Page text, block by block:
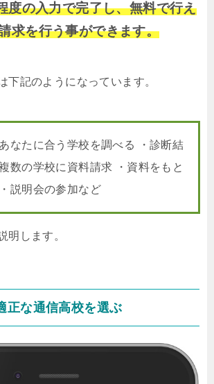
度の入力で完了し、無料で行え
求を行う事ができます。
下記のようになっています。
なたに合う学校を調べる ・診断結
数の学校に資料請求 ・資料をもと
説明会の参加など
明します。
正な通信高校を選ぶ